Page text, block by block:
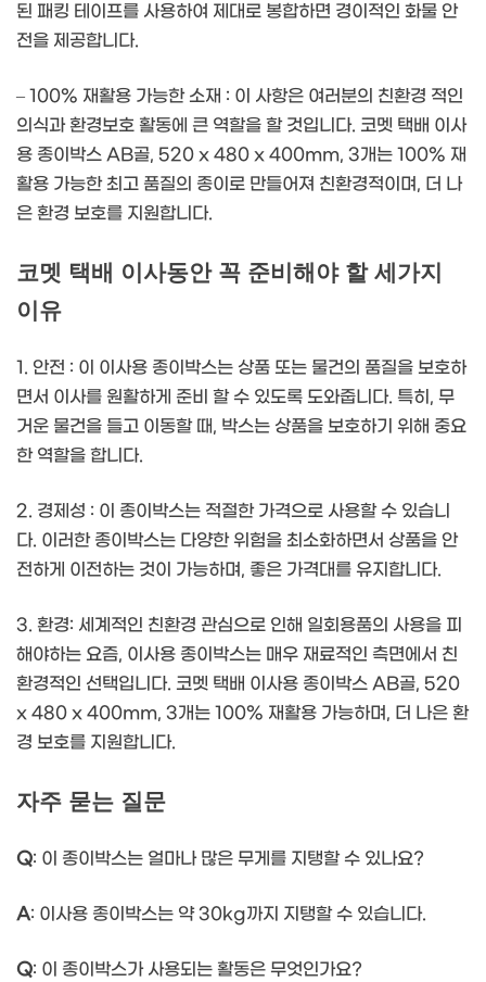
된 패킹 테이프를 사용하여 제대로 봉합하면 경이적인 화물 안
전을 제공합니다.
– 100% 재활용 가능한 소재 : 이 사항은 여러분의 친환경 적인
의식과 환경보호 활동에 큰 역할을 할 것입니다. 코멧 택배 이사
용 종이박스 AB골, 520 x 480 x 400mm, 3개는 100% 재
활용 가능한 최고 품질의 종이로 만들어져 친환경적이며, 더 나
은 환경 보호를 지원합니다.
코멧 택배 이사동안 꼭 준비해야 할 세가지
이유
1. 안전 : 이 이사용 종이박스는 상품 또는 물건의 품질을 보호하
면서 이사를 원활하게 준비 할 수 있도록 도와줍니다. 특히, 무
거운 물건을 들고 이동할 때, 박스는 상품을 보호하기 위해 중요
한 역할을 합니다.
2. 경제성 : 이 종이박스는 적절한 가격으로 사용할 수 있습니
다. 이러한 종이박스는 다양한 위험을 최소화하면서 상품을 안
전하게 이전하는 것이 가능하며, 좋은 가격대를 유지합니다.
3. 환경: 세계적인 친환경 관심으로 인해 일회용품의 사용을 피
해야하는 요즘, 이사용 종이박스는 매우 재료적인 측면에서 친
환경적인 선택입니다. 코멧 택배 이사용 종이박스 AB골, 520
x 480 x 400mm, 3개는 100% 재활용 가능하며, 더 나은 환
경 보호를 지원합니다.
자주 묻는 질문
Q: 이 종이박스는 얼마나 많은 무게를 지탱할 수 있나요?
A: 이사용 종이박스는 약 30kg까지 지탱할 수 있습니다.
Q: 이 종이박스가 사용되는 활동은 무엇인가요?